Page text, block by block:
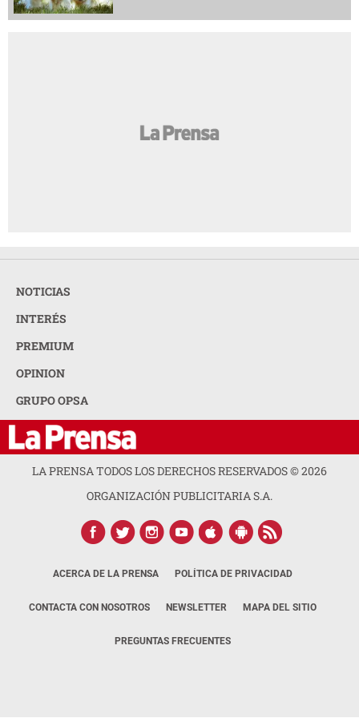
NOTICIAS
INTERÉS
PREMIUM
OPINION
GRUPO OPSA
LA PRENSA TODOS LOS DERECHOS RESERVADOS ©2026
ORGANIZACIÓN PUBLICITARIA S.A.
ACERCA DE LA PRENSA POLÍTICA DE PRIVACIDAD
CONTACTA CON NOSOTROS NEWSLETTER MAPA DEL SITIO
PREGUNTAS FRECUENTES